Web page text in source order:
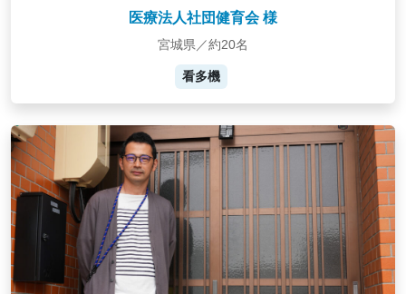
医療法人社団健育会 様
宮城県／約20名
看多機